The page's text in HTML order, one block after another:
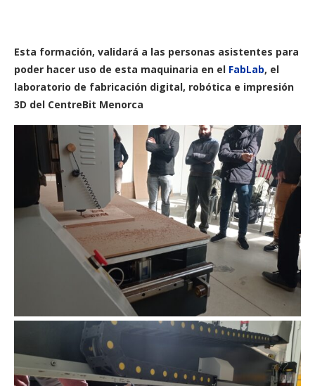
Esta formación, validará a las personas asistentes para
poder hacer uso de esta maquinaria en el FabLab, el
laboratorio de fabricación digital, robótica e impresión
3D del CentreBit Menorca